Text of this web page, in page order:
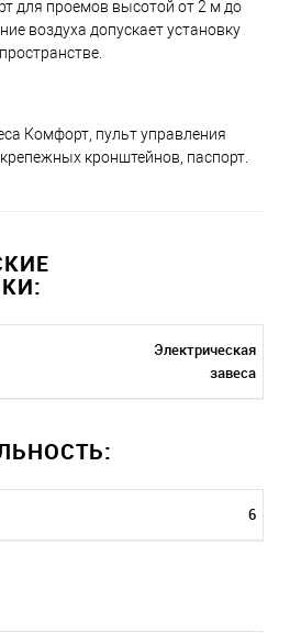
для проемов высотой от 2 м до
воздуха допускает установку
Комфорт, пульт управления
кронштейнов, паспорт.
Электрическая
завеса
6